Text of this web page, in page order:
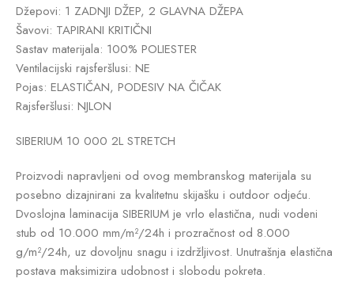
Džepovi: 1 ZADNJI DŽEP, 2 GLAVNA DŽEPA
Šavovi: TAPIRANI KRITIČNI
Sastav materijala: 100% POLIESTER
Ventilacijski rajsferšlusi: NE
Pojas: ELASTIČAN, PODESIV NA ČIČAK
Rajsferšlusi: NJLON
SIBERIUM 10 000 2L STRETCH
Proizvodi napravljeni od ovog membranskog materijala su
posebno dizajnirani za kvalitetnu skijašku i outdoor odjeću.
Dvoslojna laminacija SIBERIUM je vrlo elastična, nudi vodeni
stub od 10.000 mm/m²/24h i prozračnost od 8.000
g/m²/24h, uz dovoljnu snagu i izdržljivost. Unutrašnja elastična
postava maksimizira udobnost i slobodu pokreta.